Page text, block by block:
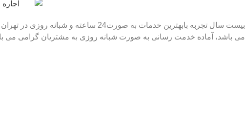
می باشد، آماده خدمت رسانی به صورت شبانه روزی به مشتریان گرامی می